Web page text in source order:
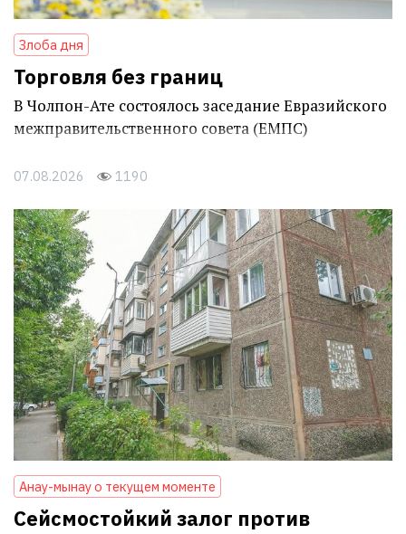
Злоба дня
Торговля без границ
В Чолпон-Ате состоялось заседание Евразийского
межправительственного совета (ЕМПС)
07.08.2026 1190
Анау-мынау о текущем моменте
Сейсмостойкий залог против